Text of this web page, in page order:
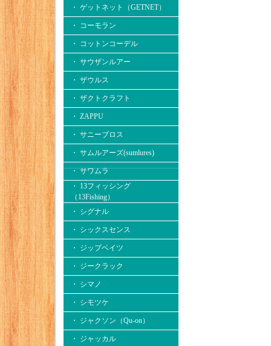
・ ゲットネット（GETNET）
・ コーモラン
・ コットンコーデル
・ サウザンルアー
・ ザウルス
・ ザクトクラフト
・ ZAPPU
・ サニーブロス
・ サムルアーズ(sumlures)
・ サワムラ
・ 13フィッシング
（13Fishing）
・ シグナル
・ シックスセンス
・ ジップベイツ
・ ジークラック
・ シマノ
・ シモツケ
・ ジャクソン（Qu-on）
・ ジャッカル